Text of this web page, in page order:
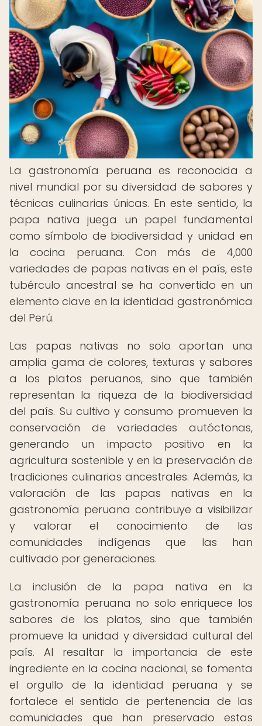
La gastronomía peruana es reconocida a
nivel mundial por su diversidad de sabores y
técnicas culinarias únicas. En este sentido, la
papa nativa juega un papel fundamental
como símbolo de biodiversidad y unidad en
la cocina peruana. Con más de 4,000
variedades de papas nativas en el país, este
tubérculo ancestral se ha convertido en un
elemento clave en la identidad gastronómica
del Perú.
Las papas nativas no solo aportan una
amplia gama de colores, texturas y sabores
a los platos peruanos, sino que también
representan la riqueza de la biodiversidad
del país. Su cultivo y consumo promueven la
conservación de variedades autóctonas,
generando un impacto positivo en la
agricultura sostenible y en la preservación de
tradiciones culinarias ancestrales. Además, la
valoración de las papas nativas en la
gastronomía peruana contribuye a visibilizar
y valorar el conocimiento de las
comunidades indígenas que las han
cultivado por generaciones.
La inclusión de la papa nativa en la
gastronomía peruana no solo enriquece los
sabores de los platos, sino que también
promueve la unidad y diversidad cultural del
país. Al resaltar la importancia de este
ingrediente en la cocina nacional, se fomenta
el orgullo de la identidad peruana y se
fortalece el sentido de pertenencia de las
comunidades que han preservado estas